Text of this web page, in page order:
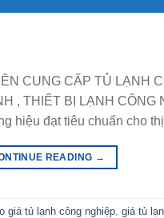
CUNG CẤP TỦ LẠNH
, THIẾT BỊ LẠNH CÔNG
hiệu đạt tiêu chuẩn cho
READING →
giá tủ lạnh công nghiệp giá tủ